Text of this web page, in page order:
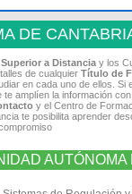
DE
a Distancia y los
de cualquier Título de
en cada uno de ellos. Si
te amplíen la información
y el Centro de
te posibilita aprender
AUTÓNOMA